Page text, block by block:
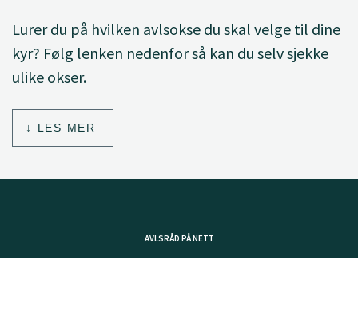
Lurer du på hvilken avlsokse du skal velge til dine
kyr? Følg lenken nedenfor så kan du selv sjekke
ulike okser.
LES MER
AVLSRÅD PÅ NETT